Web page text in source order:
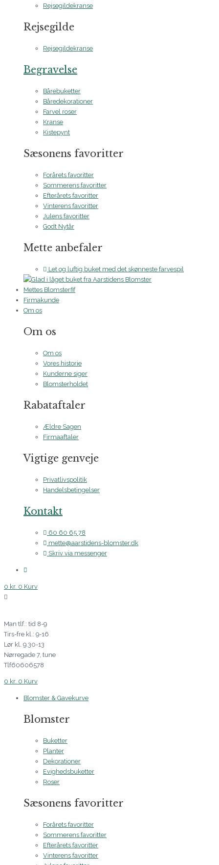
Rejsegildekranse
Rejsegilde
Rejsegildekranse
Begravelse
Bårebuketter
Båredekorationer
Farvel roser
Kranse
Kistepynt
Sæsonens favoritter
Forårets favoritter
Sommerens favoritter
Efterårets favoritter
Vinterens favoritter
Julens favoritter
Godt Nytår
Mette anbefaler
Let og luftig buket med det skønneste farvespil
Mettes Blomsterfif
Firmakunde
Om os
Om os
Om os
Vores historie
Kunderne siger
Blomsterholdet
Rabataftaler
Ældre Sagen
Firmaaftaler
Vigtige genveje
Privatlivspolitik
Handelsbetingelser
Kontakt
60 60 65 78
mette@aarstidens-blomster.dk
Skriv via messenger
0 kr. 0 Kurv
Man tlf.: tid 8-9
Tirs-fre kl.: 9-16
Lør kl. 9.30-13
Nørregade 7, tune
Tlf60606578
0 kr. 0 Kurv
Blomster & Gavekurve
Blomster
Buketter
Planter
Dekorationer
Evighedsbuketter
Roser
Sæsonens favoritter
Forårets favoritter
Sommerens favoritter
Efterårets favoritter
Vinterens favoritter